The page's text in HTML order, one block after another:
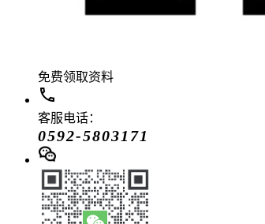
免费领取资料
客服电话：
0592-5803171